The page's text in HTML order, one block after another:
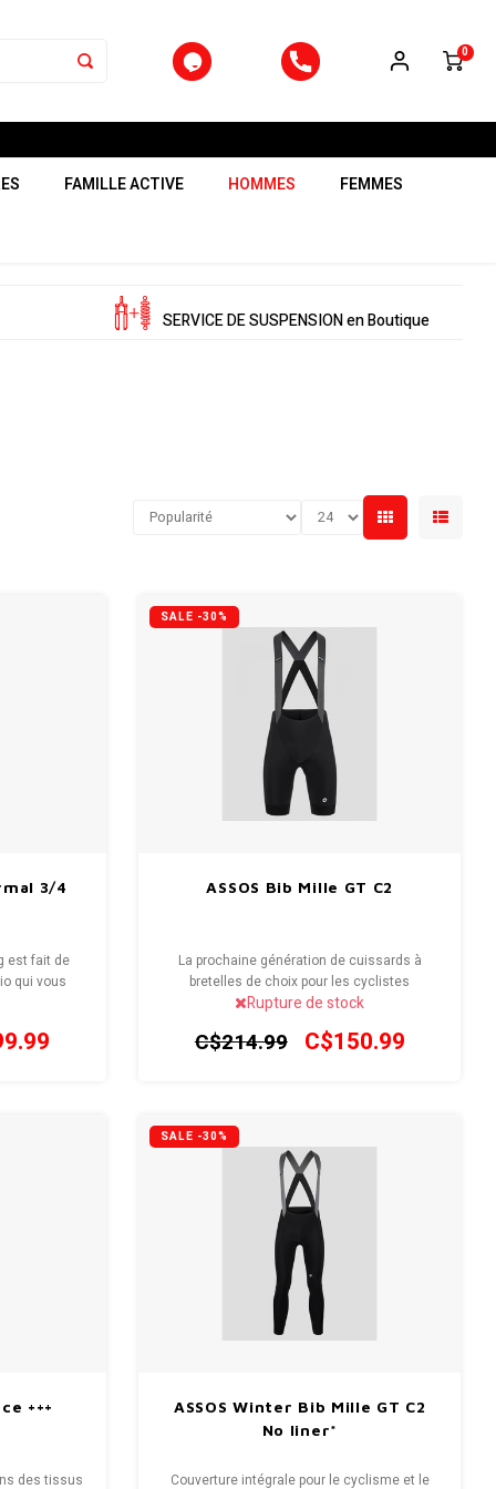
0
FAMILLE ACTIVE HOMMES FEMMES
SERVICE DE SUSPENSION en Boutique
3/4
est fait de
qui vous
et de
SALE -30%
ASSOS Bib Mille GT C2
La prochaine génération de cuissards à
bretelles de choix pour les cyclistes
engagés, définie par sa taille sans
air raffiné et son textile enveloppant les
Rupture de stock
C$214.99 C$150.99
+++
des tissus
SALE -30%
ASSOS Winter Bib Mille GT C2
No liner*
Couverture intégrale pour le cyclisme et le